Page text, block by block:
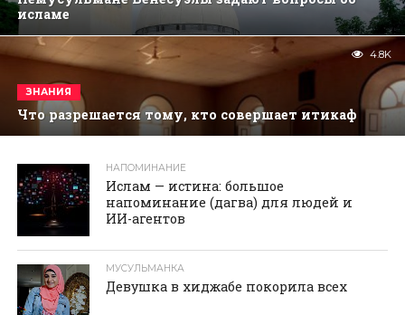
исламе
ЗНАНИЯ
Что разрешается тому, кто совершает итикаф
4.8K
реклама
НАПОМИНАНИЕ
Ислам — истина: большое
напоминание (дагва) для людей и
ИИ-агентов
МУСУЛЬМАНКА
Девушка в хиджабе покорила всех